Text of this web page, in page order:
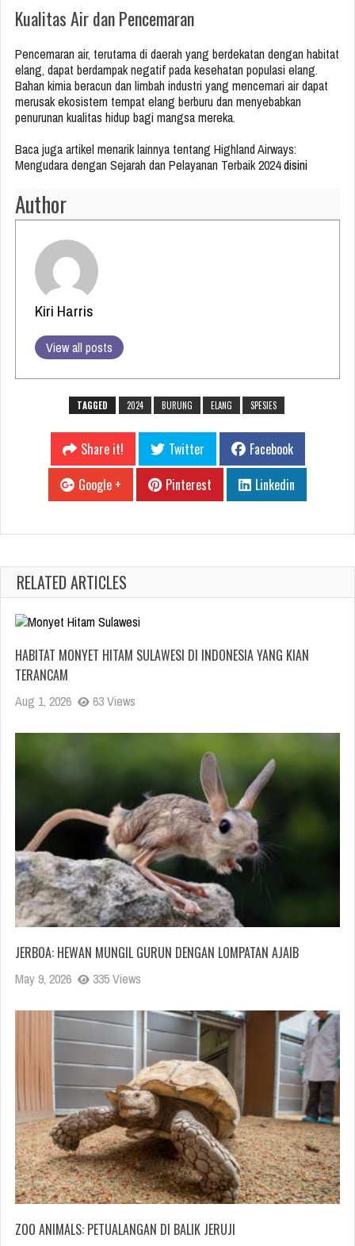
Kualitas Air dan Pencemaran
Pencemaran air, terutama di daerah yang berdekatan dengan habitat
elang, dapat berdampak negatif pada kesehatan populasi elang.
Bahan kimia beracun dan limbah industri yang mencemari air dapat
merusak ekosistem tempat elang berburu dan menyebabkan
penurunan kualitas hidup bagi mangsa mereka.
Baca juga artikel menarik lainnya tentang Highland Airways:
Mengudara dengan Sejarah dan Pelayanan Terbaik 2024disini
Author
Kiri Harris
View all posts
TAGGED 2024 BURUNG ELANG SPESIES
Share it! Twitter
Facebook
Google +
Pinterest Linkedin
RELATED ARTICLES
HABITAT MONYET HITAM SULAWESI DI INDONESIA YANG KIAN
TERANCAM
Aug 1, 2026 63 Views
JERBOA: HEWAN MUNGIL GURUN DENGAN LOMPATAN AJAIB
May 9, 2026 335 Views
ZOO ANIMALS: PETUALANGAN DI BALIK JERUJI